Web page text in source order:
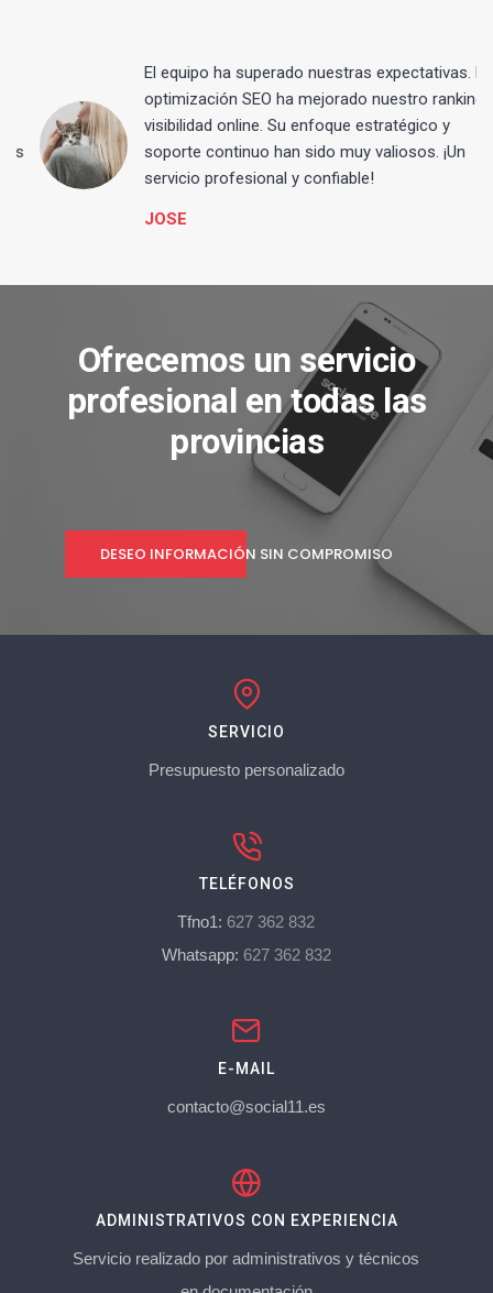
El equipo ha superado nuestras expectativas. La
optimización SEO ha mejorado nuestro ranking y
visibilidad online. Su enfoque estratégico y
soporte continuo han sido muy valiosos. ¡Un
servicio profesional y confiable!
JOSE
Ofrecemos un servicio
profesional en todas las
provincias
DESEO INFORMACIÓN SIN COMPROMISO
SERVICIO
Presupuesto personalizado
TELÉFONOS
Tfno1: 627 362 832
Whatsapp: 627 362 832
E-MAIL
contacto@social11.es
ADMINISTRATIVOS CON EXPERIENCIA
Servicio realizado por administrativos y técnicos